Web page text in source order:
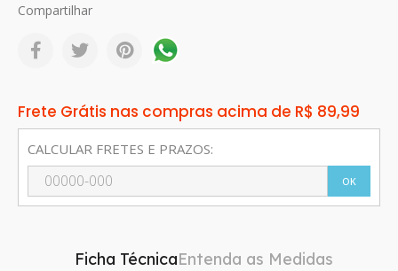
Compartilhar
Frete Grátis nas compras acima de R$ 89,99
CALCULAR FRETES E PRAZOS:
OK
Ficha TécnicaEntenda as Medidas